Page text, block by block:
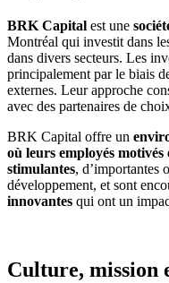
BRK Capital est une
Montréal qui investit dans
dans divers secteurs. Les
principalement par le biais
externes. Leur approche
avec des partenaires de
BRK Capital offre un
où leurs employés
stimulantes, d’importantes
développement, et sont
innovantes qui ont un
Culture, mission